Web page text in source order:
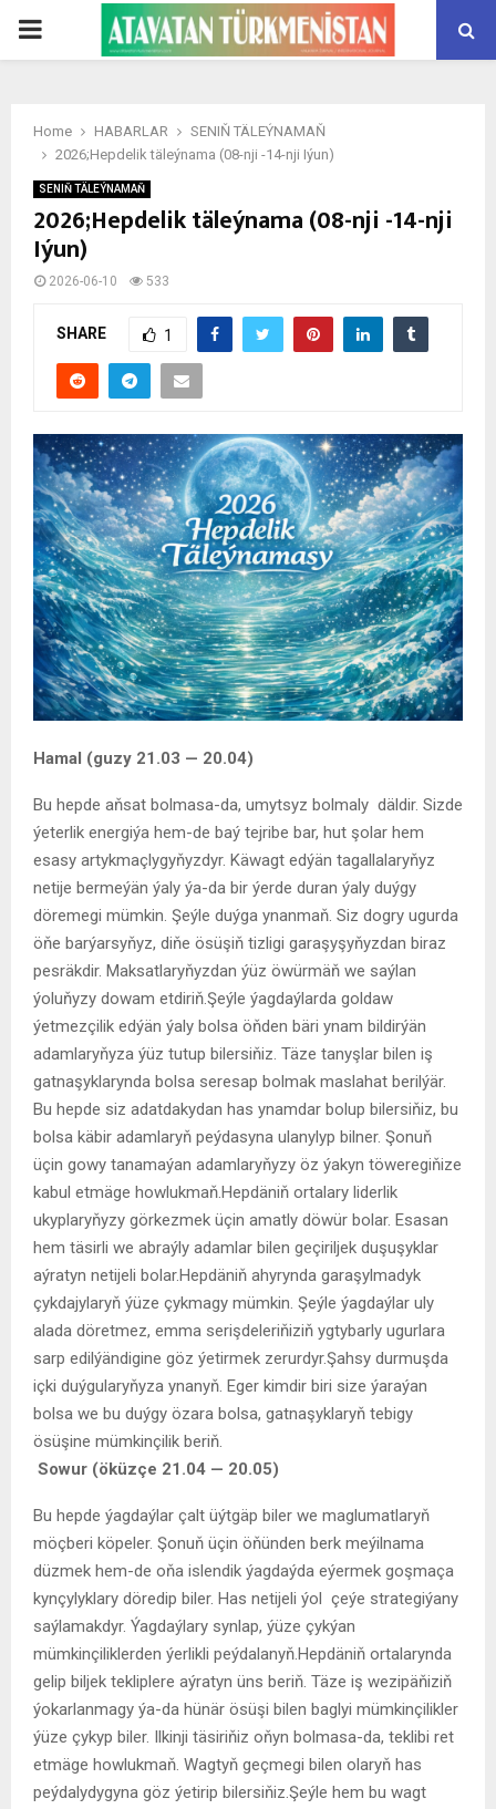
PRIMARY
Home HABARLAR
SENIŇ TÄLEÝNAMAŇ
2026;Hepdelik täleýnama (08-nji -14-nji Iýun)
SENIŇ TÄLEÝNAMAŇ
2026;Hepdelik täleýnama (08-nji -14-nji
Iýun)
2026-06-10 533
SHARE 1
Hamal (guzy 21.03 — 20.04)
Bu hepde aňsat bolmasa-da, umytsyz bolmaly däldir. Sizde
ýeterlik energiýa hem-de baý tejribe bar, hut şolar hem
esasy artykmaçlygyňyzdyr. Käwagt edýän tagallalaryňyz
netije bermeýän ýaly ýa-da bir ýerde duran ýaly duýgy
döremegi mümkin. Şeýle duýga ynanmaň. Siz dogry ugurda
öňe barýarsyňyz, diňe ösüşiň tizligi garaşyşyňyzdan biraz
pesräkdir. Maksatlaryňyzdan ýüz öwürmäň we saýlan
ýoluňyzy dowam etdiriň.Şeýle ýagdaýlarda goldaw
ýetmezçilik edýän ýaly bolsa öňden bäri ynam bildirýän
adamlaryňyza ýüz tutup bilersiňiz. Täze tanyşlar bilen iş
gatnaşyklarynda bolsa seresap bolmak maslahat berilýär.
Bu hepde siz adatdakydan has ynamdar bolup bilersiňiz, bu
bolsa käbir adamlaryň peýdasyna ulanylyp bilner. Şonuň
üçin gowy tanamaýan adamlaryňyzy öz ýakyn töweregiňize
kabul etmäge howlukmaň.Hepdäniň ortalary liderlik
ukyplaryňyzy görkezmek üçin amatly döwür bolar. Esasan
hem täsirli we abraýly adamlar bilen geçiriljek duşuşyklar
aýratyn netijeli bolar.Hepdäniň ahyrynda garaşylmadyk
çykdajylaryň ýüze çykmagy mümkin. Şeýle ýagdaýlar uly
alada döretmez, emma serişdeleriňiziň ygtybarly ugurlara
sarp edilýändigine göz ýetirmek zerurdyr.Şahsy durmuşda
içki duýgularyňyza ynanyň. Eger kimdir biri size ýaraýan
bolsa we bu duýgy özara bolsa, gatnaşyklaryň tebigy
ösüşine mümkinçilik beriň.
Sowur (öküzçe 21.04 — 20.05)
Bu hepde ýagdaýlar çalt üýtgäp biler we maglumatlaryň
möçberi köpeler. Şonuň üçin öňünden berk meýilnama
düzmek hem-de oňa islendik ýagdaýda eýermek goşmaça
kynçylyklary döredip biler. Has netijeli ýol çeýe strategiýany
saýlamakdyr. Ýagdaýlary synlap, ýüze çykýan
mümkinçiliklerden ýerlikli peýdalanyň.Hepdäniň ortalarynda
gelip biljek tekliplere aýratyn üns beriň. Täze iş wezipäňiziň
ýokarlanmagy ýa-da hünär ösüşi bilen baglyi mümkinçilikler
ýüze çykyp biler. Ilkinji täsiriňiz oňyn bolmasa-da, teklibi ret
etmäge howlukmaň. Wagtyň geçmegi bilen olaryň has
peýdalydygyna göz ýetirip bilersiňiz.Şeýle hem bu wagt